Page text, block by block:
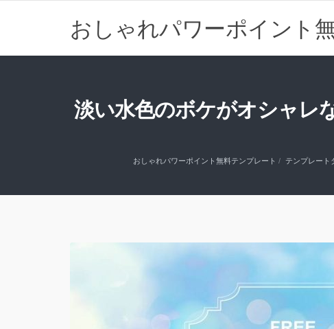
おしゃれパワーポイント
淡い水色のボケがオシャ
おしゃれパワーポイント無料テンプレート テンプレート